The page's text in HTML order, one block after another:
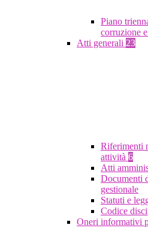
Piano
corruzione
Atti generali 23
Riferimenti
attività 6
Atti
Documenti
gestionale
Statuti e
Codice
Oneri informativi